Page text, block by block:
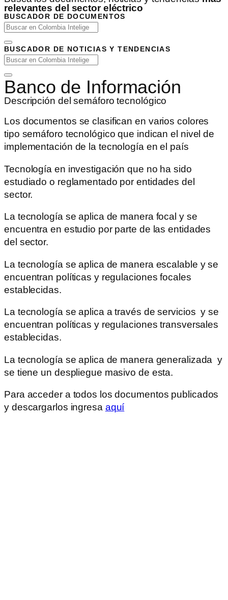
relevantes del sector eléctrico
BUSCADOR DE DOCUMENTOS
BUSCADOR DE NOTICIAS Y TENDENCIAS
Banco de Información
Descripción del semáforo tecnológico
Los documentos se clasifican en varios colores
tipo semáforo tecnológico que indican el nivel de
implementación de la tecnología en el país
Tecnología en investigación que no ha sido
estudiado o reglamentado por entidades del
sector.
La tecnología se aplica de manera focal y se
encuentra en estudio por parte de las entidades
del sector.
La tecnología se aplica de manera escalable y se
encuentran políticas y regulaciones focales
establecidas.
La tecnología se aplica a través de servicios y se
encuentran políticas y regulaciones transversales
establecidas.
La tecnología se aplica de manera generalizada y
se tiene un despliegue masivo de esta.
Para acceder a todos los documentos publicados
y descargarlos ingresa aquí